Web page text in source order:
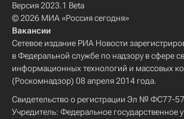
Версия 2023.1 Beta
© 2026 МИА «Россия сегодня»
Вакансии
Сетевое издание РИА Новости
в Федеральной службе по надзору в сфере
информационных технологий и массовых
(Роскомнадзор) 08 апреля 2014 года.
Свидетельство о регистрации Эл № ФС77-
Учредитель: Федеральное государственное